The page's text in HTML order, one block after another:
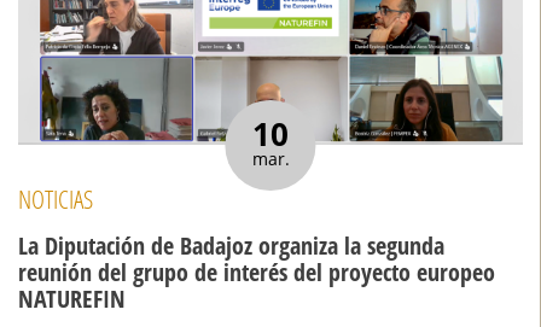
10
mar.
NOTICIAS
La Diputación de Badajoz organiza la segunda
reunión del grupo de interés del proyecto europeo
NATUREFIN